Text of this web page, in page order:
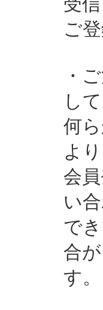
ご
・
し
何
よ
会
い
で
合
す。